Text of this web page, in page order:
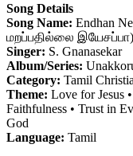
Song Details
Song Name: Endhan
மறப்பதில்லை இயேசப்பா)
Singer: S. Gnanasekar
Album/Series:
Category: Tamil
Theme: Love for Jesus
Faithfulness • Trust in
God
Language: Tamil